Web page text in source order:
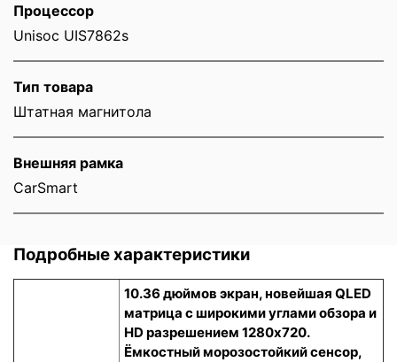
Процессор
Unisoc UIS7862s
Тип товара
Штатная магнитола
Внешняя рамка
CarSmart
Подробные характеристики
10.36 дюймов экран, новейшая QLED
матрица с широкими углами обзора и
HD разрешением 1280x720.
Ёмкостный морозостойкий сенсор,